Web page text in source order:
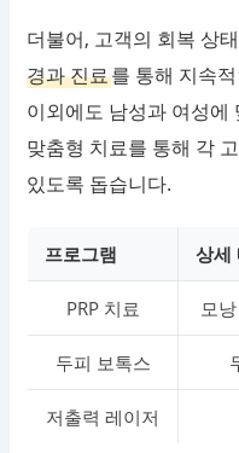
더불어, 고객의 회복 상
경과 진료를 통해 지속
이외에도 남성과 여성에
맞춤형 치료를 통해 각
있도록 돕습니다.
프로그램 상세
PRP 치료 모
두피 보톡스
저출력 레이저